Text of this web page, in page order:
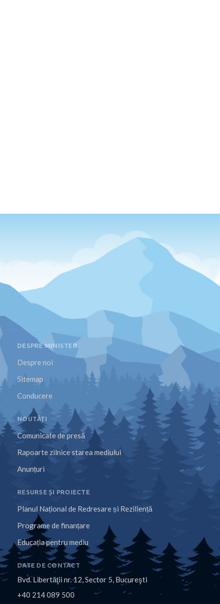
DESPRE MINISTER
Despre noi
Sitemap
Conducere
NOUTĂȚI
Comunicate de presă
Rapoarte zilnice starea mediului
Anunțuri
RESURSE ȘI PROIECTE
Planul Național de Redresare și Reziliență
Programe de finanțare
Educația pentru mediu
DATE DE CONTACT
Bvd. Libertăţii nr. 12, Sector 5, Bucureşti
+40 214 089 500